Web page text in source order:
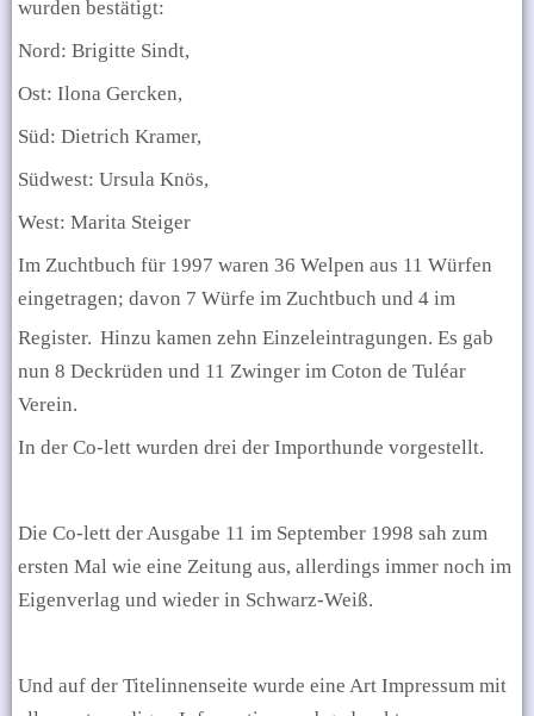
wurden bestätigt:
Nord: Brigitte Sindt,
Ost: Ilona Gercken,
Süd: Dietrich Kramer,
Südwest: Ursula Knös,
West: Marita Steiger
Im Zuchtbuch für 1997 waren 36 Welpen aus 11 Würfen
eingetragen; davon 7 Würfe im Zuchtbuch und 4 im
Register. Hinzu kamen zehn Einzeleintragungen. Es gab
nun 8 Deckrüden und 11 Zwinger im Coton de Tuléar
Verein.
In der Co-lett wurden drei der Importhunde vorgestellt.
Die Co-lett der Ausgabe 11 im September 1998 sah zum
ersten Mal wie eine Zeitung aus, allerdings immer noch im
Eigenverlag und wieder in Schwarz-Weiß.
Und auf der Titelinnenseite wurde eine Art Impressum mit